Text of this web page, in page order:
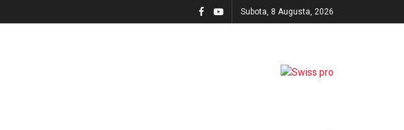
Subota, 8 Augusta, 2026